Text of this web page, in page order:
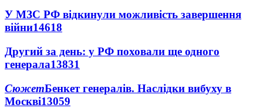
У МЗС РФ відкинули можливість завершення
війни14618
Другий за день: у РФ поховали ще одного
генерала13831
СюжетБенкет генералів. Наслідки вибуху в
Москві13059